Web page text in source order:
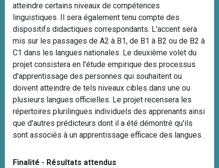
atteindre certains niveaux de compétences
linguistiques. Il sera également tenu compte des
dispositifs didactiques correspondants. L'accent sera
mis sur les passages de A2 à B1, de B1 à B2 ou de B2 à
C1 dans les langues nationales. Le deuxième volet du
projet consistera en l'étude empirique des processus
d'apprentissage des personnes qui souhaitent ou
doivent atteindre de tels niveaux cibles dans une ou
plusieurs langues officielles. Le projet recensera les
répertoires plurilingues individuels des apprenants ainsi
que d'autres prédicteurs dont il a été démontré qu'ils
sont associés à un apprentissage efficace des langues.
Finalité - Résultats attendus